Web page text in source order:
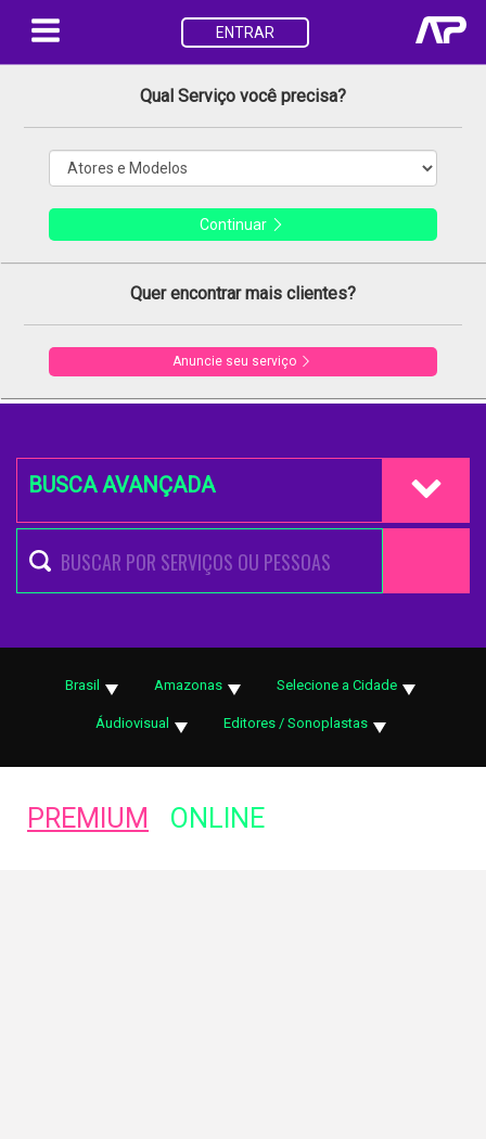
ENTRAR
Qual Serviço você precisa?
Continuar
Quer encontrar mais clientes?
Anuncie seu serviço
BUSCA AVANÇADA
Brasil Amazonas Selecione a Cidade
Áudiovisual Editores / Sonoplastas
PREMIUM ONLINE